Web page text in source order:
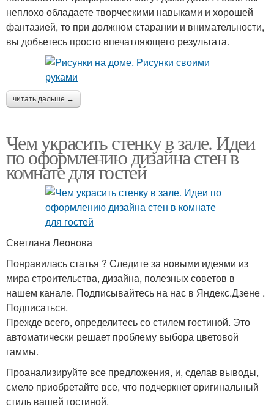
неплохо обладаете творческими навыками и хорошей
фантазией, то при должном старании и внимательности,
вы добьетесь просто впечатляющего результата.
читать дальше →
Чем украсить стенку в зале. Идеи
по оформлению дизайна стен в
комнате для гостей
Светлана Леонова
Понравилась статья ? Следите за новыми идеями из
мира строительства, дизайна, полезных советов в
нашем канале. Подписывайтесь на нас в Яндекс.Дзене .
Подписаться.
Прежде всего, определитесь со стилем гостиной. Это
автоматически решает проблему выбора цветовой
гаммы.
Проанализируйте все предложения, и, сделав выводы,
смело приобретайте все, что подчеркнет оригинальный
стиль вашей гостиной.